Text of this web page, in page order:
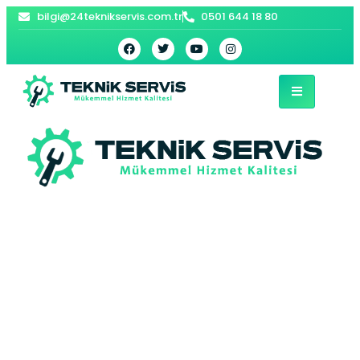
bilgi@24teknikservis.com.tr 0501 644 18 80